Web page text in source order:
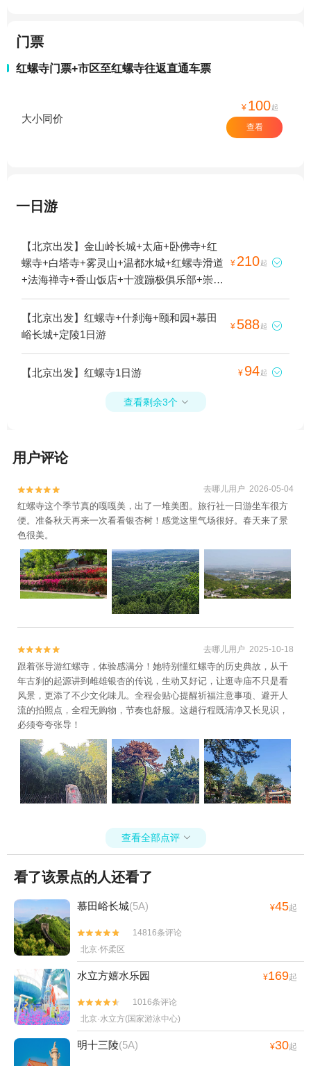
门票
红螺寺门票+市区至红螺寺往返直通车票
大小同价
¥ 100起
查看
一日游
【北京出发】金山岭长城+太庙+卧佛寺+红
螺寺+白塔寺+雾灵山+温都水城+红螺寺滑道
+法海禅寺+香山饭店+十渡蹦极俱乐部+崇文
门+白瀑寺1日游
¥ 210起 
【北京出发】红螺寺+什刹海+颐和园+慕田
峪长城+定陵1日游
¥ 588起 
【北京出发】红螺寺1日游 ¥ 94起 
查看剩余3个 
用户评论

 去哪儿用户 2026-05-04
红螺寺这个季节真的嘎嘎美，出了一堆美图。旅行社一日游坐车很方
便。准备秋天再来一次看看银杏树！感觉这里气场很好。春天来了景
色很美。

 去哪儿用户 2025-10-18
跟着张导游红螺寺，体验感满分！她特别懂红螺寺的历史典故，从千
年古刹的起源讲到雌雄银杏的传说，生动又好记，让逛寺庙不只是看
风景，更添了不少文化味儿。全程会贴心提醒祈福注意事项、避开人
流的拍照点，全程无购物，节奏也舒服。这趟行程既清净又长见识，
必须夸夸张导！
查看全部点评 
看了该景点的人还看了
慕田峪长城(5A) ¥45起


14816条评论
北京·怀柔区
水立方嬉水乐园 ¥169起


1016条评论
北京·水立方(国家游泳中心)
明十三陵(5A) ¥30起